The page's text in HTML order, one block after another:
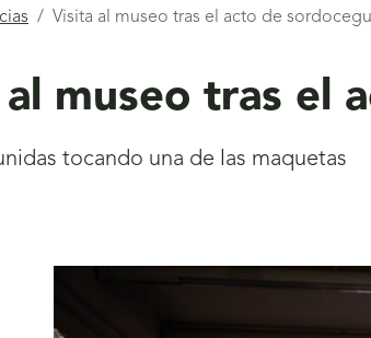
Visita al museo tras el acto de
museo tras el
tocando una de las maquetas